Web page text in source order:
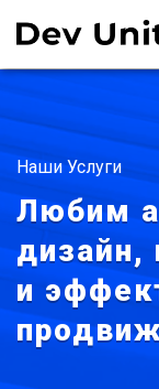
Наши Услуги
Любим
дизайн,
и